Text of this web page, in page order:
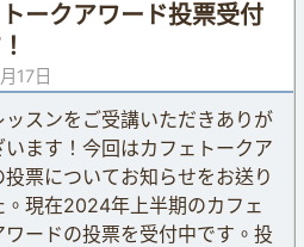
ークアワード投票受付
17日
ッスンをご受講いただきありが
います！今回はカフェトークア
投票についてお知らせをお送り
。現在2024年上半期のカフェ
ワードの投票を受付中です。投